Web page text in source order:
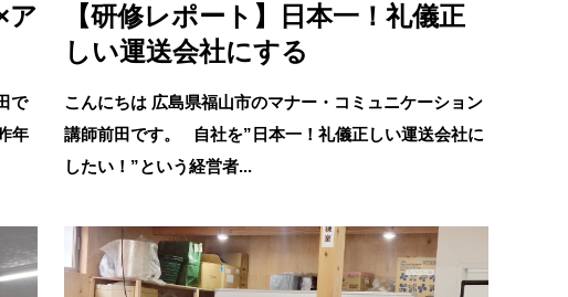
ア
で
年
【研修レポート】日本一！礼儀正
しい運送会社にする
こんにちは 広島県福山市のマナー・コミュニケーション
講師前田です。 自社を”日本一！礼儀正しい運送会社に
したい！”という経営者...